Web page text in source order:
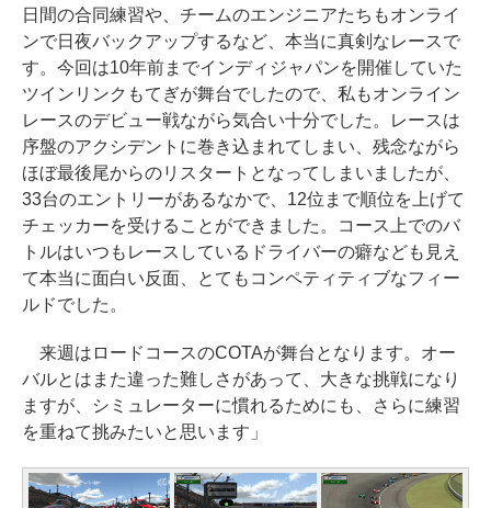
日間の合同練習や、チームのエンジニアたちもオンライ
ンで日夜バックアップするなど、本当に真剣なレースで
す。今回は10年前までインディジャパンを開催していた
ツインリンクもてぎが舞台でしたので、私もオンライン
レースのデビュー戦ながら気合い十分でした。レースは
序盤のアクシデントに巻き込まれてしまい、残念ながら
ほぼ最後尾からのリスタートとなってしまいましたが、
33台のエントリーがあるなかで、12位まで順位を上げて
チェッカーを受けることができました。コース上でのバ
トルはいつもレースしているドライバーの癖なども見え
て本当に面白い反面、とてもコンペティティブなフィー
ルドでした。
来週はロードコースのCOTAが舞台となります。オー
バルとはまた違った難しさがあって、大きな挑戦になり
ますが、シミュレーターに慣れるためにも、さらに練習
を重ねて挑みたいと思います」